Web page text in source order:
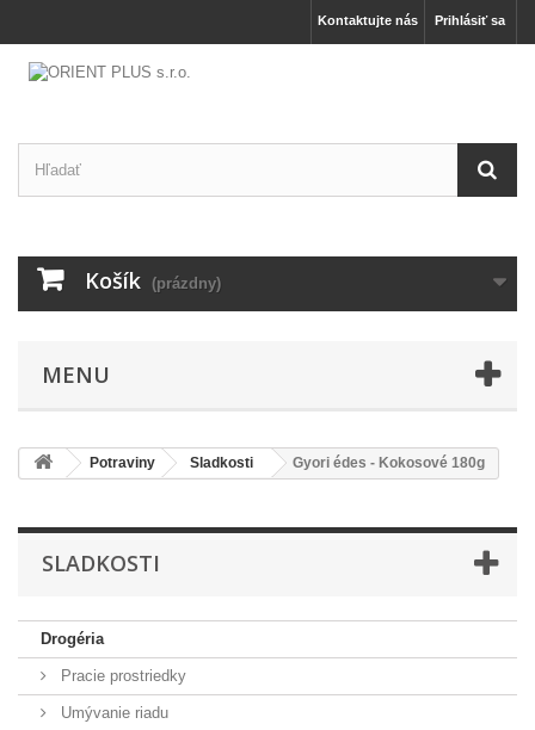
Prihlásiť sa
Kontaktujte nás
Košík (prázdny)
MENU
Potraviny Sladkosti Gyori édes - Kokosové 180g
SLADKOSTI
Drogéria
Pracie prostriedky
Umývanie riadu